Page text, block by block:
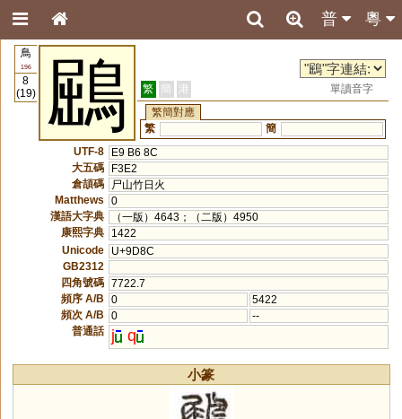
粵
普
鳥
196
8
(19)
鶌 繁 簡 港
單讀音字
繁簡對應
繁
簡
UTF-8
E9 B6 8C
大五碼
F3E2
倉頡碼
尸山竹日火
Matthews
0
漢語大字典
（一版）4643；（二版）4950
康熙字典
1422
Unicode
U+9D8C
GB2312
四角號碼 7722.7
頻序 A/B
0
5422
頻次 A/B
0
--
普通話
j q
小篆